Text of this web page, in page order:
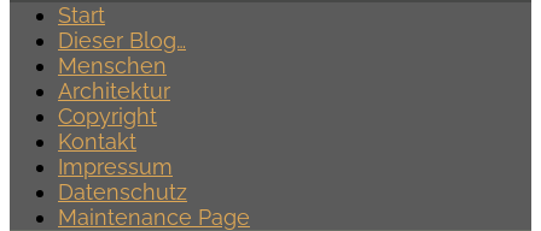
Start
Dieser Blog…
Menschen
Architektur
Copyright
Kontakt
Impressum
Datenschutz
Maintenance Page